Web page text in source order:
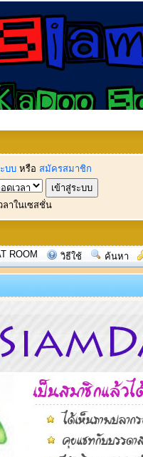
บบ หรือ สมัครสมาชิก
ลาในเซสชั่น
ROOM วิธีใช้ ค้นหา